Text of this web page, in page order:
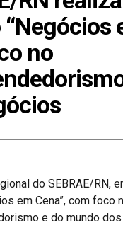
no
do SEBRAE/RN,
em Cena”, com foco
e do mundo